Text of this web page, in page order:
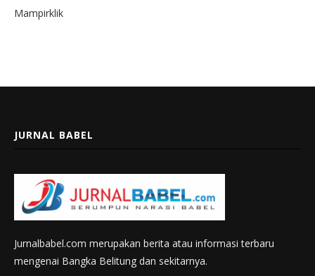
Mampirklik
JURNAL BABEL
Jurnalbabel.com merupakan berita atau informasi terbaru
mengenai Bangka Belitung dan sekitarnya.